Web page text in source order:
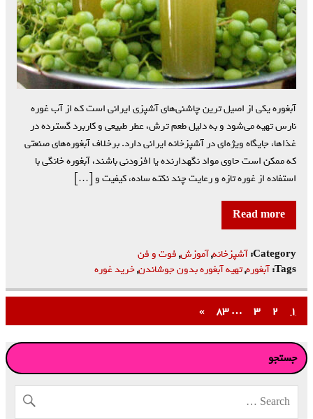
آبغوره یکی از اصیل ترین چاشنی‌های آشپزی ایرانی است که از آب غوره
نارس تهیه می‌شود و به دلیل طعم ترش، عطر طبیعی و کاربرد گسترده در
غذاها، جایگاه ویژه‌ای در آشپزخانه ایرانی دارد. برخلاف آبغوره‌های صنعتی
که ممکن است حاوی مواد نگهدارنده یا افزودنی باشند، آبغوره خانگی با
استفاده از غوره تازه و رعایت چند نکته ساده، کیفیت و […]
Read more
Category: آشپزخانه,آموزش,فوت و فن
Tags: آبغوره,تهیه آبغوره بدون جوشاندن,خرید غوره
۱ ۲ ۳ … ۸۳ »
جستجو